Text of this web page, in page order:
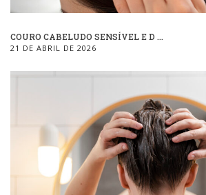
COURO CABELUDO SENSÍVEL E D ...
21 DE ABRIL DE 2026